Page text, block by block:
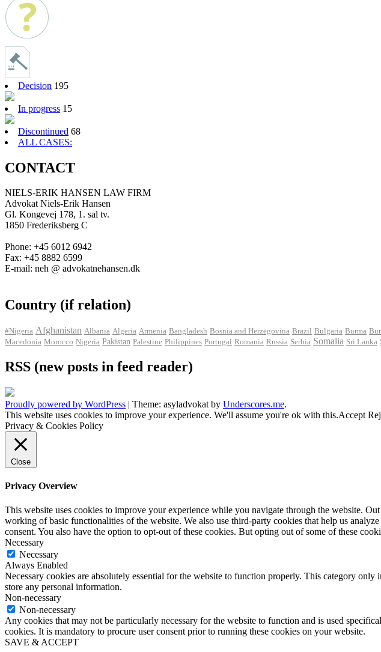
Decision 195
In progress 15
Discontinued 68
ALL CASES:
CONTACT
NIELS-ERIK HANSEN LAW FIRM
Advokat Niels-Erik Hansen
Gl. Kongevej 178, 1. sal tv.
1850 Frederiksberg C
Phone: +45 6012 6942
Fax: +45 8882 6599
E-mail: neh @ advokatnehansen.dk
Country (if relation)
#Nigeria Afghanistan Albania Algeria Armenia Bangladesh Bosnia and Herzegovina Brazil Bulgaria Burma
Macedonia Morocco Nigeria Pakistan Palestine Philippines Portugal Romania Russia Serbia Somalia Sri Lanka
RSS (new posts in feed reader)
Proudly powered by WordPress | Theme: asyladvokat by Underscores.me.
This website uses cookies to improve your experience. We'll assume you're ok with this.Accept
Privacy & Cookies Policy
Close
Privacy Overview
This website uses cookies to improve your experience while you navigate through the website.
working of basic functionalities of the website. We also use third-party cookies that help us
consent. You also have the option to opt-out of these cookies. But opting out of some of these
Necessary
Necessary
Always Enabled
Necessary cookies are absolutely essential for the website to function properly. This category
store any personal information.
Non-necessary
Non-necessary
Any cookies that may not be particularly necessary for the website to function and is used
cookies. It is mandatory to procure user consent prior to running these cookies on your website.
SAVE & ACCEPT